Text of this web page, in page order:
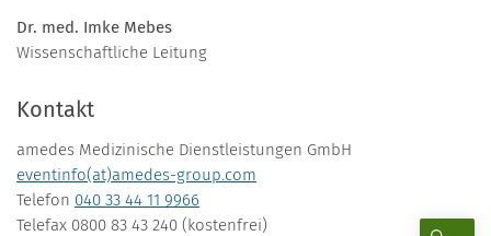
Dr. med. Imke Mebes
Wissenschaftliche Leitung
Kontakt
amedes Medizinische Dienstleistungen GmbH
eventinfo(at)amedes-group.com
Telefon 040 33 44 11 9966
Telefax 0800 83 43 240 (kostenfrei)